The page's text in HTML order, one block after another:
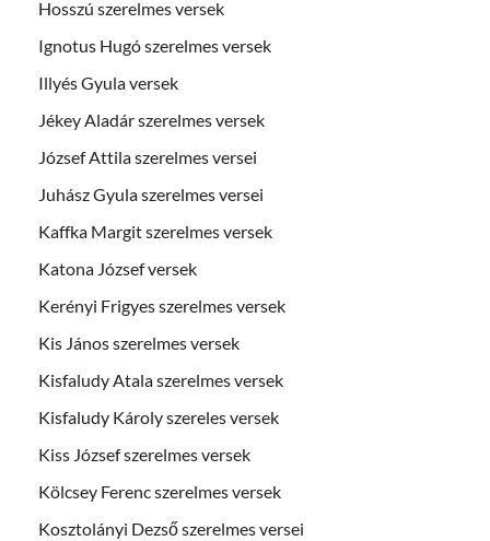
Hosszú szerelmes versek
Ignotus Hugó szerelmes versek
Illyés Gyula versek
Jékey Aladár szerelmes versek
József Attila szerelmes versei
Juhász Gyula szerelmes versei
Kaffka Margit szerelmes versek
Katona József versek
Kerényi Frigyes szerelmes versek
Kis János szerelmes versek
Kisfaludy Atala szerelmes versek
Kisfaludy Károly szereles versek
Kiss József szerelmes versek
Kölcsey Ferenc szerelmes versek
Kosztolányi Dezső szerelmes versei